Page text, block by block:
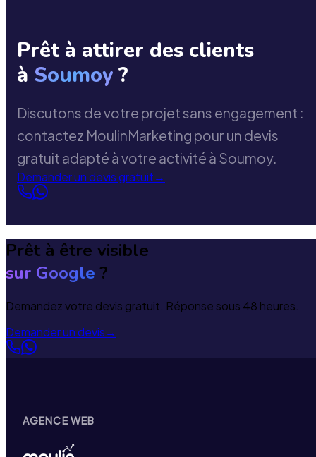
Prêt à attirer des clients
à Soumoy ?
Discutons de votre projet sans engagement :
contactez MoulinMarketing pour un devis
gratuit adapté à votre activité à Soumoy.
Demander un devis gratuit→
Prêt à être visible
sur Google ?
Demandez votre devis gratuit. Réponse sous 48 heures.
Demander un devis→
AGENCE WEB